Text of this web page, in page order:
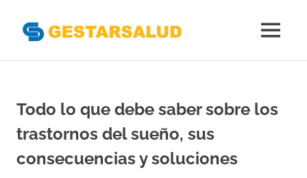
contenido
del
Aseguramiento
de
la
MENÚ
Todo lo que debe saber sobre los
trastornos del sueño, sus
consecuencias y soluciones